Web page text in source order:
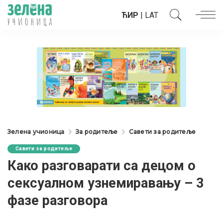
ЋИР | LAT
Зелена учионица За родитеље Савети за родитеље
Савети за родитеље
Како разговарати са децом о
сексуалном узнемиравању – 3
фазе разговора